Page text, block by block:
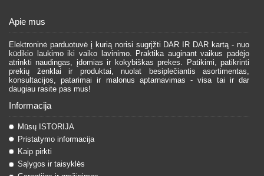
Apie mus
Elektroninė parduotuvė į kurią norisi sugrįžti DAR IR DAR kartą - nuo
kūdikio laukimo iki vaiko lavinimo. Praktika auginant vaikus padėjo
atrinkti naudingas, įdomias ir kokybiškas prekes. Patikimi, patikrinti
prekių ženklai ir produktai, nuolat besiplečiantis asortimentas,
konsultacijos, patarimai ir malonus aptarnavimas - visa tai ir dar
daugiau rasite pas mus!
Informacija
Mūsų ISTORIJA
Pristatymo informacija
Kaip pirkti
Sąlygos ir taisyklės